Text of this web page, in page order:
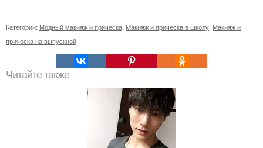
Категории: Модный макияж и прическа Макияж и прическа в школу Макияж и
прическа на выпускной
Читайте также